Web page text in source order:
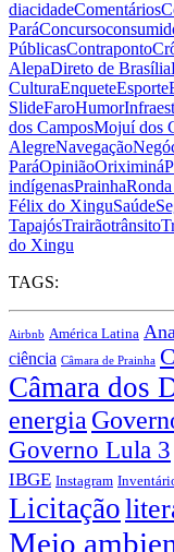
diacidadeComentários
ParáConcurso
PúblicasContraponto
AlepaDireto de Brasília
CulturaEnqueteEsporte
SlideFaroHumor
dos CamposMojuí dos
AlegreNavegação
ParáOpiniãoOriximiná
indígenasPrainha
Félix do XinguSaúde
TapajósTrairãotrânsito
do Xingu
TAGS:
Airbnb América Latina
ciência Câmara de Prainha
Câmara dos
energia
Governo Lula 3
IBGE Instagram
Licitação
Meio